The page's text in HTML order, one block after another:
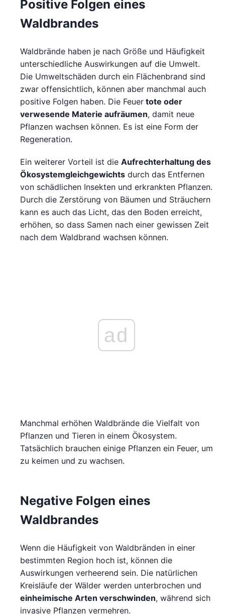
Positive Folgen eines
Waldbrandes
Waldbrände haben je nach Größe und Häufigkeit
unterschiedliche Auswirkungen auf die Umwelt.
Die Umweltschäden durch ein Flächenbrand sind
zwar offensichtlich, können aber manchmal auch
positive Folgen haben. Die Feuer tote oder
verwesende Materie aufräumen, damit neue
Pflanzen wachsen können. Es ist eine Form der
Regeneration.
Ein weiterer Vorteil ist die Aufrechterhaltung des
Ökosystemgleichgewichts durch das Entfernen
von schädlichen Insekten und erkrankten Pflanzen.
Durch die Zerstörung von Bäumen und Sträuchern
kann es auch das Licht, das den Boden erreicht,
erhöhen, so dass Samen nach einer gewissen Zeit
nach dem Waldbrand wachsen können.
ad
Manchmal erhöhen Waldbrände die Vielfalt von
Pflanzen und Tieren in einem Ökosystem.
Tatsächlich brauchen einige Pflanzen ein Feuer, um
zu keimen und zu wachsen.
Negative Folgen eines
Waldbrandes
Wenn die Häufigkeit von Waldbränden in einer
bestimmten Region hoch ist, können die
Auswirkungen verheerend sein. Die natürlichen
Kreisläufe der Wälder werden unterbrochen und
einheimische Arten verschwinden, während sich
invasive Pflanzen vermehren.